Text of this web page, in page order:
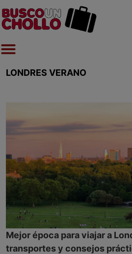
LONDRES VERANO
Mejor época para viajar a
transportes y consejos